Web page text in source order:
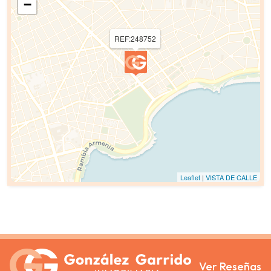
REF:248752
−
Leaflet | VISTA DE CALLE
Ver Reseñas